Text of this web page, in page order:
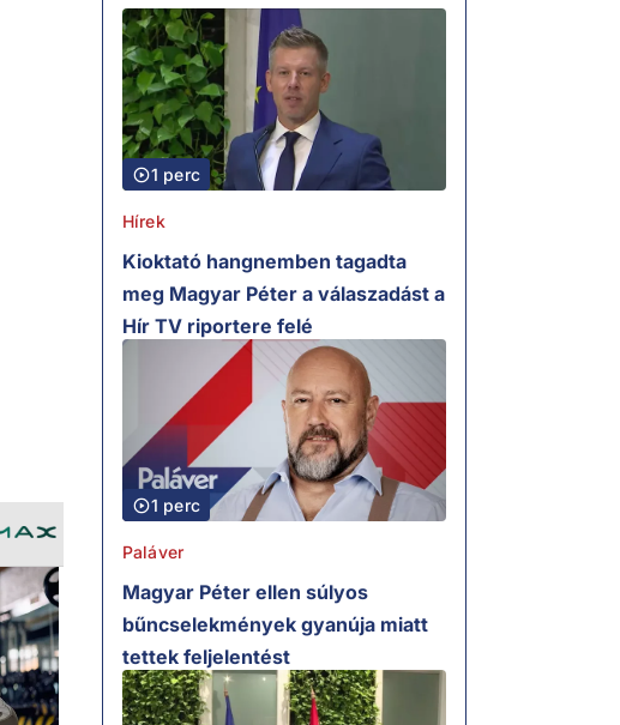
1 perc
Hírek
Kioktató hangnemben tagadta
meg Magyar Péter a válaszadást a
Hír TV riportere felé
1 perc
Paláver
Magyar Péter ellen súlyos
bűncselekmények gyanúja miatt
tettek feljelentést